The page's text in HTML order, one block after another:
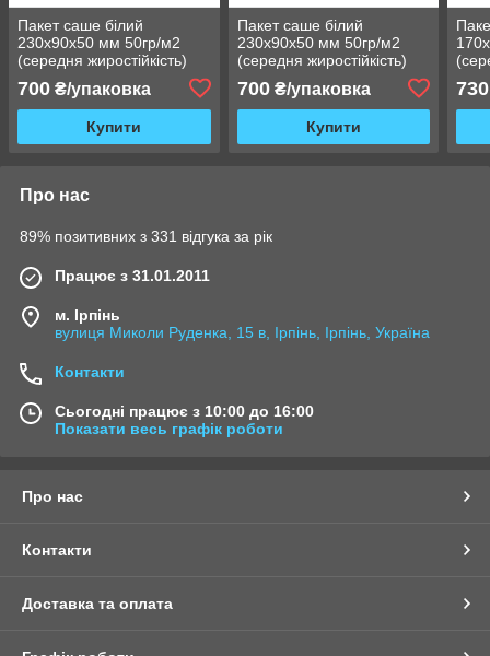
Пакет саше білий
230х90х50 мм 50гр/м2
(середня жиростійкість)
700 ₴/упаковка
Купити
Пакет саше білий
230х90х50 мм 50гр/м2
(середня жиростійкість)
700₴/упаковка
Купити
730
Про нас
89% позитивних з 331 відгука за рік
Працює з 31.01.2011
м. Ірпінь
вулиця Миколи Руденка, 15 в, Ірпінь, Ірпінь, Україна
Контакти
Сьогодні працює з 10:00 до 16:00
Показати весь графік роботи
Про нас
Контакти
Доставка та оплата